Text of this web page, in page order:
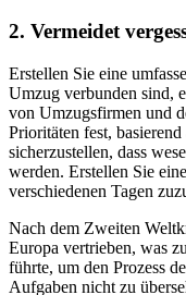
2. Vermeidet
Erstellen Sie eine
Umzug verbunden sind,
von Umzugsfirmen und
Prioritäten fest,
sicherzustellen, dass
werden. Erstellen Sie
verschiedenen Tagen
Nach dem Zweiten
Europa vertrieben, was
führte, um den Prozess
Aufgaben nicht zu